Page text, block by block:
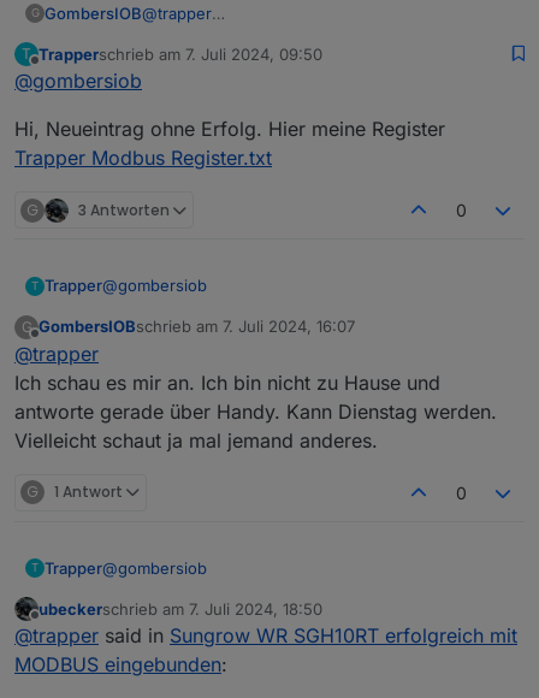
G GombersIOB@trapper
auch erwarten.
Das heisst aber, irgendwas stimmt mit Deiner
kein Leerzeichen eingeschmuggelt hat. Das ist
tückisch - man sieht es in der Übersicht nicht
mehr.
Definitionen mal und lade das entstandene File
T
Offline
Trapperschrieb am 7. Juli 2024, 09:50
zuletzt editiert von
@gombersiob
Hi, Neueintrag ohne Erfolg. Hier meine Register
Trapper Modbus Register.txt
G 3 Antworten 0
T Trapper@gombersiob
Hi, Neueintrag ohne Erfolg. Hier meine Register
G
Offline
GombersIOBschrieb am 7. Juli 2024, 16:07
zuletzt editiert von
@trapper
Ich schau es mir an. Ich bin nicht zu Hause und
antworte gerade über Handy. Kann Dienstag werden.
Vielleicht schaut ja mal jemand anderes.
G 1 Antwort 0
T Trapper@gombersiob
Hi, Neueintrag ohne Erfolg. Hier meine Register
Trapper Modbus Register.txt
Offline
ubeckerschrieb am 7. Juli 2024, 18:50
zuletzt editiert von
@trapper said in Sungrow WR SGH10RT erfolgreich mit
MODBUS eingebunden: